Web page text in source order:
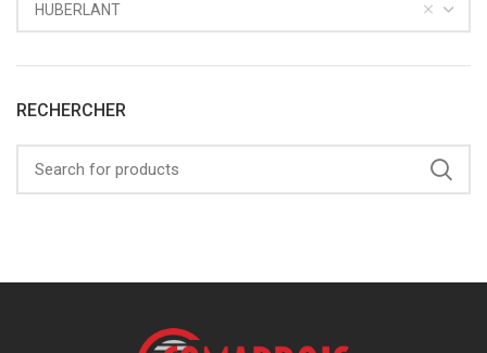
HUBERLANT
RECHERCHER